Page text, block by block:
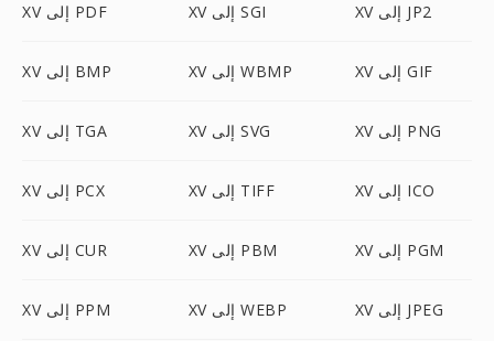
XV إلى PDF XV إلى SGI XV إلى JP2
XV إلى BMP XV إلى WBMP XV إلى GIF
XV إلى TGA XV إلى SVG XV إلى PNG
XV إلى PCX XV إلى TIFF XV إلى ICO
XV إلى CUR XV إلى PBM XV إلى PGM
XV إلى PPM XV إلى WEBP XV إلى JPEG